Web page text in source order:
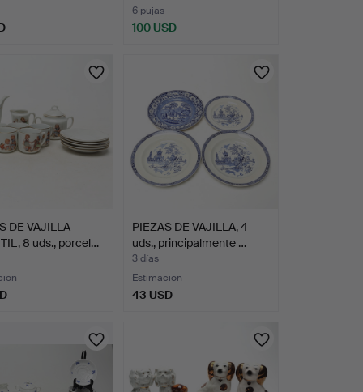
6 pujas
100 USD
DE VAJILLA
8 uds., porcel…
PIEZAS DE VAJILLA, 4
uds., principalmente …
3 días
Estimación
43 USD